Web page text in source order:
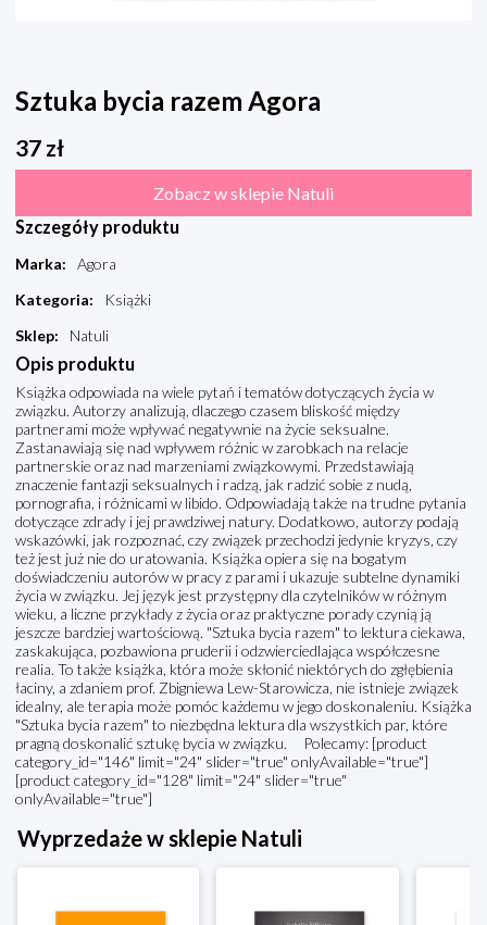
Sztuka bycia razem Agora
37 zł
Zobacz w sklepie Natuli
Szczegóły produktu
Marka:
Agora
Kategoria:
Książki
Sklep: Natuli
Opis produktu
Książka odpowiada na wiele pytań i tematów dotyczących życia w
związku. Autorzy analizują, dlaczego czasem bliskość między
partnerami może wpływać negatywnie na życie seksualne.
Zastanawiają się nad wpływem różnic w zarobkach na relacje
partnerskie oraz nad marzeniami związkowymi. Przedstawiają
znaczenie fantazji seksualnych i radzą, jak radzić sobie z nudą,
pornografia, i różnicami w libido. Odpowiadają także na trudne pytania
dotyczące zdrady i jej prawdziwej natury. Dodatkowo, autorzy podają
wskazówki, jak rozpoznać, czy związek przechodzi jedynie kryzys, czy
też jest już nie do uratowania. Książka opiera się na bogatym
doświadczeniu autorów w pracy z parami i ukazuje subtelne dynamiki
życia w związku. Jej język jest przystępny dla czytelników w różnym
wieku, a liczne przykłady z życia oraz praktyczne porady czynią ją
jeszcze bardziej wartościową. "Sztuka bycia razem" to lektura ciekawa,
zaskakująca, pozbawiona pruderii i odzwierciedlająca współczesne
realia. To także książka, która może skłonić niektórych do zgłębienia
łaciny, a zdaniem prof. Zbigniewa Lew-Starowicza, nie istnieje związek
idealny, ale terapia może pomóc każdemu w jego doskonaleniu. Książka
"Sztuka bycia razem" to niezbędna lektura dla wszystkich par, które
pragną doskonalić sztukę bycia w związku. Polecamy: [product
category_id="146" limit="24" slider="true" onlyAvailable="true"]
[product category_id="128" limit="24" slider="true"
onlyAvailable="true"]
Wyprzedaże w sklepie Natuli